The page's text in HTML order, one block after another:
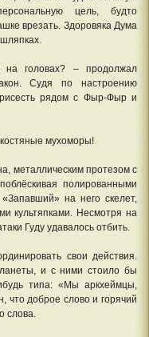
цель, будто
врезать. Здоровяка Дума
головах? – продолжал
Судя по настроению
рядом с Фыр-Фыр и
мухоморы!
металлическим протезом с
полированными
на него скелет,
культяпками. Несмотря на
Гуду удавалось отбить.
свои действия.
и с ними стоило бы
типа: «Мы аркхеймцы,
доброе слово и горячий
слова.